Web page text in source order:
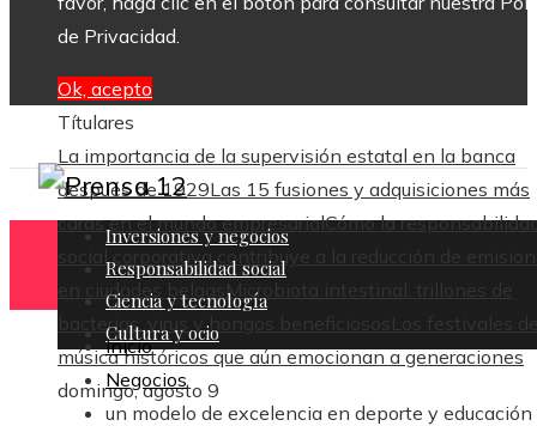
de Privacidad.
Ok, acepto
Títulares
La importancia de la supervisión estatal en la banca
después de 1929Las 15 fusiones y adquisiciones más
caras en el mundo empresarialCómo la
social corporativa contribuye a la reducción de
en ciudades belgas Microbiota intestinal: trillones de
bacterias, virus y hongos beneficiosos
Los festivales
música históricos que aún emocionan a generaciones
domingo, agosto 9
Inversiones y negocios
Responsabilidad social
Ciencia y tecnología
Cultura y ocio
Inicio
Negocios
un modelo de excelencia en deporte y educación